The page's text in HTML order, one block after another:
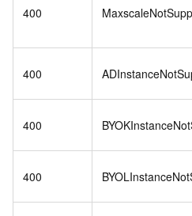
400
400
400
400